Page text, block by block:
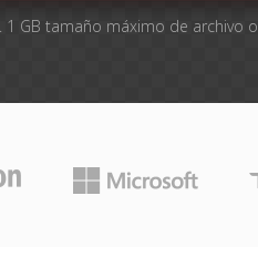
1 GB tamaño máximo de archivo o